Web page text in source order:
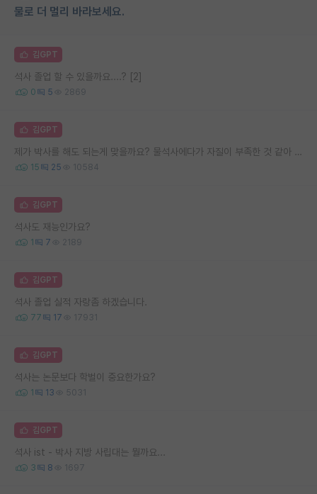
물로 더 멀리 바라보세요.
김GPT
석사 졸업 할 수 있을까요....? [2]
0 5 2869
김GPT
제가 박사를 해도 되는게 맞을까요? 물석사에다가 자질이 부족한 것 같아 고민됩니다..
15 25 10584
김GPT
석사도 재능인가요?
1 7 2189
김GPT
석사 졸업 실적 자랑좀 하겠습니다.
77 17 17931
김GPT
석사는 논문보다 학벌이 중요한가요?
1 13 5031
김GPT
석사 ist - 박사 지방 사립대는 뭘까요...
3 8 1697